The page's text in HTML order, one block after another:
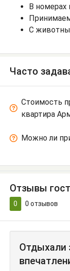
В номерах
С
Часто
Стоимость
квартира
Можно ли
Отзывы
0 0 отзывов
Отдыхали